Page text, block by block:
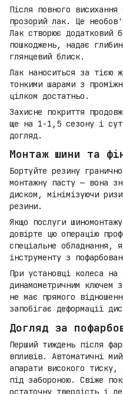
Після повного
прозорий лак. Це
Лак створює додатковий
пошкоджень, надає
глянцевий блиск.
Лак наноситься за тією
тонкими шарами з
цілком достатньо.
Захисне покриття
ще на 1-1,5 сезону і
догляд.
Монтаж шини та
Бортуйте резину
монтажну пасту — вона
диском, мінімізуючи
резини.
Якщо послуги
довірте цю операцію
спеціальне обладнання,
інструменту з
При установці колеса на
динамометричним ключем
не має прямого
запобігає деформації
Догляд за
Перший тиждень після
впливів. Автоматичні
апарати високого
під забороною. Свіже
остаточну твердість і